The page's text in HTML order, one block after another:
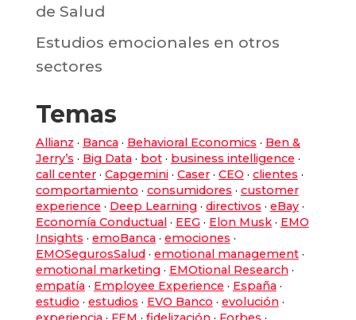
de Salud
Estudios emocionales en otros
sectores
Temas
Allianz · Banca· Behavioral Economics · Ben &
Jerry’s · Big Data· bot· business intelligence ·
call center· Capgemini· Caser· CEO · clientes ·
comportamiento · consumidores · customer
experience · Deep Learning· directivos · eBay·
Economía Conductual · EEG· Elon Musk· EMO
Insights · emoBanca· emociones ·
EMOSegurosSalud · emotional management·
emotional marketing· EMOtional Research·
empatía· Employee Experience · España·
estudio · estudios · EVO Banco · evolución·